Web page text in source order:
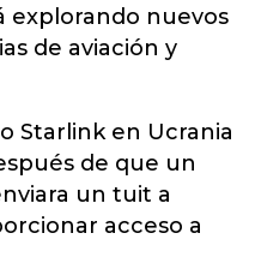
explorando nuevos
de aviación y
Starlink en Ucrania
de que un
un tuit a
acceso a